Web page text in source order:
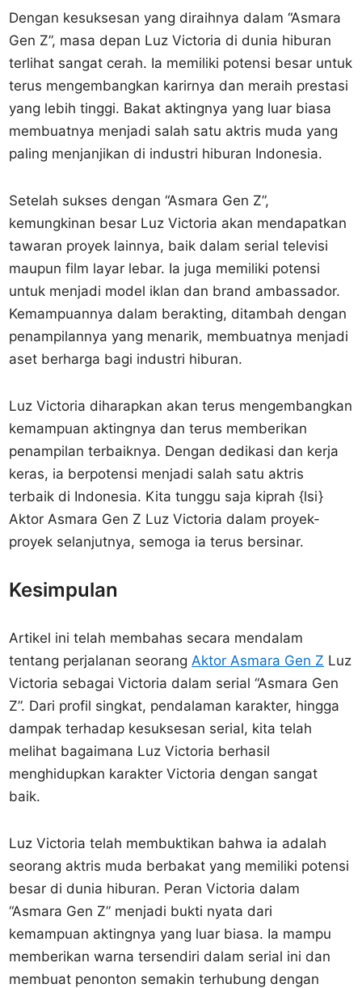
Dengan kesuksesan yang diraihnya dalam “Asmara
Gen Z”, masa depan Luz Victoria di dunia hiburan
terlihat sangat cerah. Ia memiliki potensi besar untuk
terus mengembangkan karirnya dan meraih prestasi
yang lebih tinggi. Bakat aktingnya yang luar biasa
membuatnya menjadi salah satu aktris muda yang
paling menjanjikan di industri hiburan Indonesia.
Setelah sukses dengan “Asmara Gen Z”,
kemungkinan besar Luz Victoria akan mendapatkan
tawaran proyek lainnya, baik dalam serial televisi
maupun film layar lebar. Ia juga memiliki potensi
untuk menjadi model iklan dan brand ambassador.
Kemampuannya dalam berakting, ditambah dengan
penampilannya yang menarik, membuatnya menjadi
aset berharga bagi industri hiburan.
Luz Victoria diharapkan akan terus mengembangkan
kemampuan aktingnya dan terus memberikan
penampilan terbaiknya. Dengan dedikasi dan kerja
keras, ia berpotensi menjadi salah satu aktris
terbaik di Indonesia. Kita tunggu saja kiprah {lsi}
Aktor Asmara Gen Z Luz Victoria dalam proyek-
proyek selanjutnya, semoga ia terus bersinar.
Kesimpulan
Artikel ini telah membahas secara mendalam
tentang perjalanan seorangAktor Asmara Gen Z Luz
Victoria sebagai Victoria dalam serial “Asmara Gen
Z”. Dari profil singkat, pendalaman karakter, hingga
dampak terhadap kesuksesan serial, kita telah
melihat bagaimana Luz Victoria berhasil
menghidupkan karakter Victoria dengan sangat
baik.
Luz Victoria telah membuktikan bahwa ia adalah
seorang aktris muda berbakat yang memiliki potensi
besar di dunia hiburan. Peran Victoria dalam
“Asmara Gen Z” menjadi bukti nyata dari
kemampuan aktingnya yang luar biasa. Ia mampu
memberikan warna tersendiri dalam serial ini dan
membuat penonton semakin terhubung dengan